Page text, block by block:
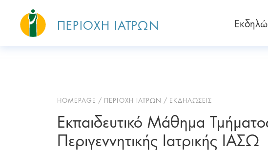
ΠΕΡΙΟΧΗ ΙΑΤΡΩΝ
HOMEPAGE ΠΕΡΙΟΧΗ ΙΑΤΡΩΝ ΕΚΔΗΛΩΣΕΙΣ
Εκπαιδευτικό Μάθημα
Περιγεννητικής Ιατρικής ΙΑΣΩ